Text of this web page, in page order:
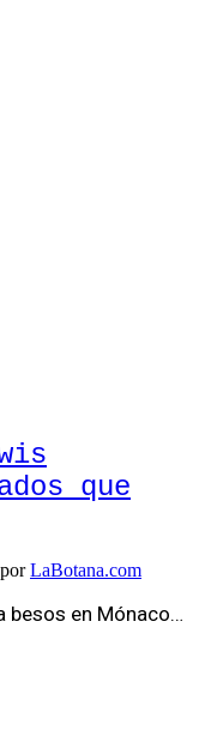
que
porLaBotana.com
besos en Mónaco…